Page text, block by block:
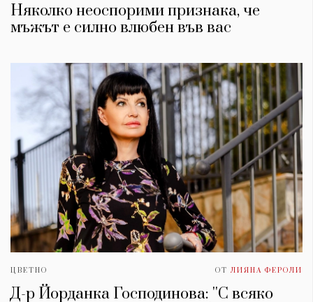
Няколко неоспорими признака, че
мъжът е силно влюбен във вас
ЦВЕТНО ОТ ЛИЯНА ФЕРОЛИ
Д-р Йорданка Господинова: ''С всяко